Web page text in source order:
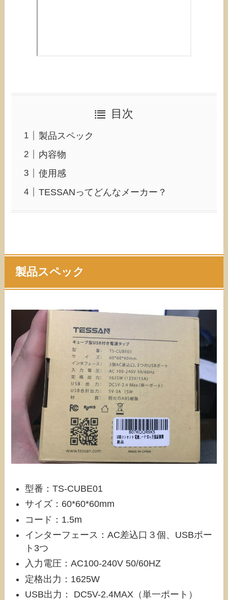
目次
製品スペック
内容物
使用感
TESSANってどんなメーカー？
製品スペック
型番：TS-CUBE01
サイズ：60*60*60mm
コード：1.5m
インターフェース：AC差込口３個、USBポー
ト3つ
入力電圧：AC100-240V 50/60HZ
定格出力：1625W
USB出力： DC5V-2.4MAX（単一ポート）